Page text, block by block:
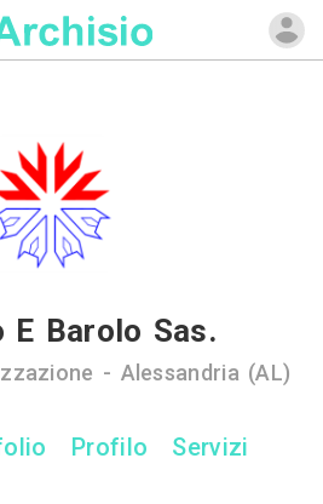
E Barolo Sas.
- Alessandria (AL)
Profilo Servizi